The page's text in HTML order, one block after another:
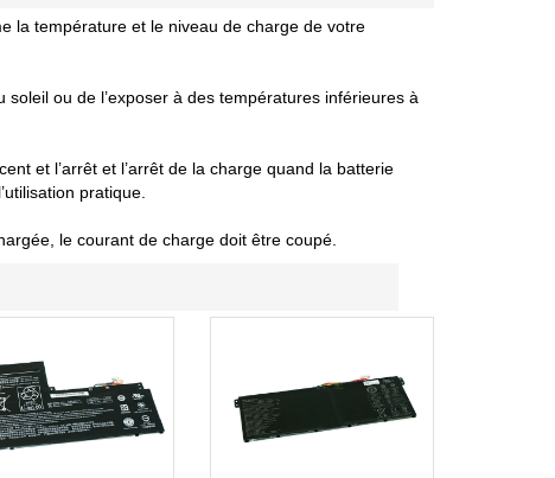
la température et le niveau de charge de votre
ou de l’exposer à des températures inférieures à
et l’arrêt et l’arrêt de la charge quand la batterie
pratique.
le courant de charge doit être coupé.